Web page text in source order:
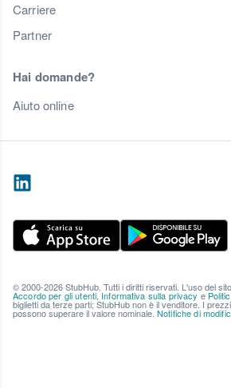
Carriere
Partner
Hai domande?
Aiuto online
© 2000-2026 StubHub. Tutti i diritti riservati. L'uso del
Accordo per gli utenti, Informativa sulla privacy e
biglietti da terze parti; StubHub non è il venditore. I
possono superare il valore nominale. Notifiche di